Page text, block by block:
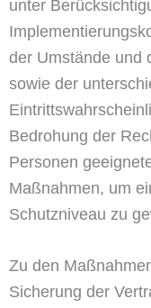
unter
der Umstände und
sowie der
Bedrohung der
Personen
Maßnahmen, um
Schutzniveau zu
Zu den
Sicherung der